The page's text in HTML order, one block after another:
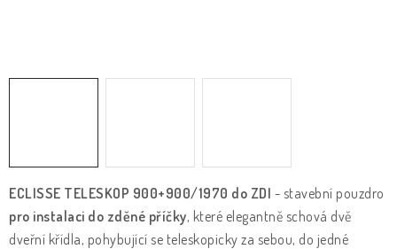
ECLISSE TELESKOP 900+900/1970 do ZDI - stavební pouzdro
pro instalaci do zděné příčky, které elegantně schová dvě
dveřní křídla, pohybující se teleskopicky za sebou, do jedné